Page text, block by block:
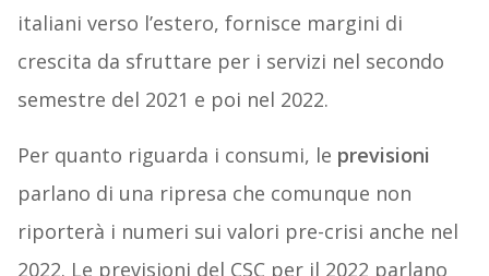
italiani verso l’estero, fornisce margini di
crescita da sfruttare per i servizi nel secondo
semestre del 2021 e poi nel 2022.
Per quanto riguarda i consumi, le previsioni
parlano di una ripresa che comunque non
riporterà i numeri sui valori pre-crisi anche nel
2022. Le previsioni del CSC per il 2022 parlano